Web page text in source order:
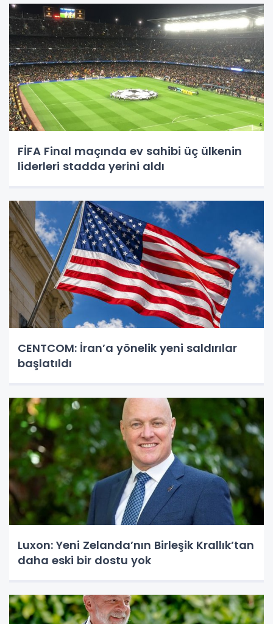
FİFA Final maçında ev sahibi üç ülkenin
liderleri stadda yerini aldı
CENTCOM: İran’a yönelik yeni saldırılar
başlatıldı
Luxon: Yeni Zelanda’nın Birleşik Krallık’tan
daha eski bir dostu yok